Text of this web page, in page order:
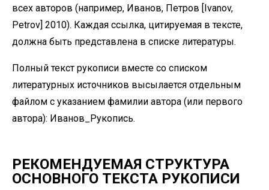
всех авторов (например, Иванов, Петров [Ivanov,
Petrov] 2010). Каждая ссылка, цитируемая в тексте,
должна быть представлена в списке литературы.
Полный текст рукописи вместе со списком
литературных источников высылается отдельным
файлом с указанием фамилии автора (или первого
автора): Иванов_Рукопись.
РЕКОМЕНДУЕМАЯ СТРУКТУРА
ОСНОВНОГО ТЕКСТА РУКОПИСИ